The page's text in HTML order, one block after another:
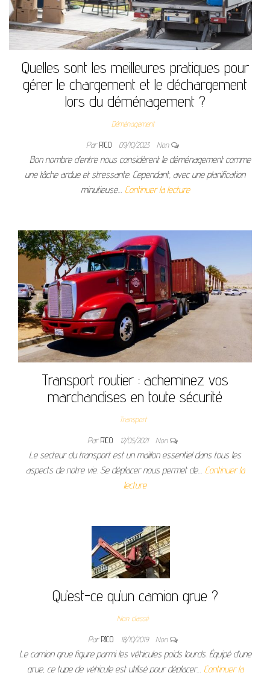
Quelles sont les meilleures pratiques pour
gérer le chargement et le déchargement
lors du déménagement ?
Déménagement
ParRICO 09/10/2023 Non
Bon nombre d’entre nous considèrent le déménagement comme
une tâche ardue et stressante. Cependant, avec une planification
minutieuse… Continuer la lecture
Transport routier : acheminez vos
marchandises en toute sécurité
Transport
ParRICO 12/05/2021 Non
Le secteur du transport est un maillon essentiel dans tous les
aspects de notre vie. Se déplacer nous permet de… Continuer la
lecture
Qu’est-ce qu’un camion grue ?
Non classé
ParRICO 18/10/2019 Non
Le camion grue figure parmi les véhicules poids lourds. Équipé d’une
grue, ce type de véhicule est utilisé pour déplacer… Continuer la